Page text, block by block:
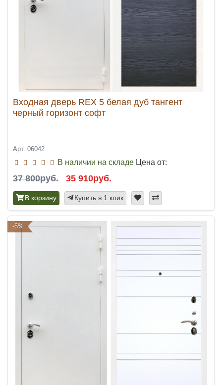
Входная дверь REX 5 белая дуб тангент
черный горизонт софт
Арт. 06042
В наличии на складе Цена от:
37 800руб. 35 910руб.
В корзину Купить в 1 клик
-5%